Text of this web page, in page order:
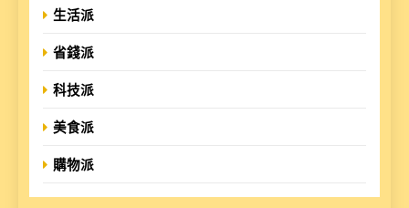
生活派
省錢派
科技派
美食派
購物派